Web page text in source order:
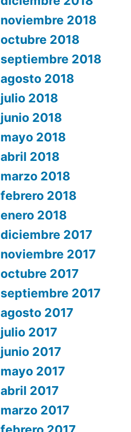
noviembre 2018
octubre 2018
septiembre 2018
agosto 2018
julio 2018
junio 2018
mayo 2018
abril 2018
marzo 2018
febrero 2018
enero 2018
diciembre 2017
noviembre 2017
octubre 2017
septiembre 2017
agosto 2017
julio 2017
junio 2017
mayo 2017
abril 2017
marzo 2017